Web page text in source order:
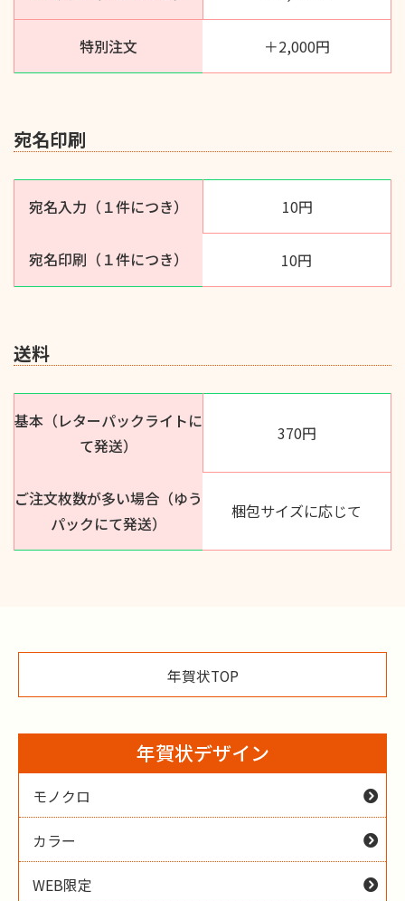
特別注文 ＋2,000円
宛名印刷
宛名入力（１件につき） 10円
宛名印刷（１件につき） 10円
送料
基本（レターパックライトに
て発送）
370円
ご注文枚数が多い場合（ゆう
パックにて発送）
梱包サイズに応じて
年賀状TOP
年賀状デザイン
モノクロ
カラー
WEB限定